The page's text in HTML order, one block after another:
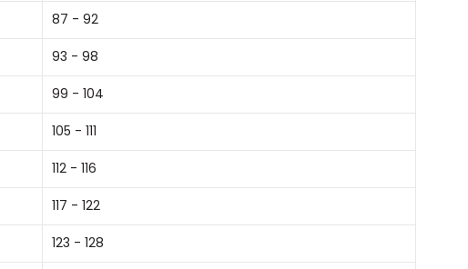
87 - 92
93 - 98
99 - 104
105 - 111
112 - 116
117 - 122
123 - 128